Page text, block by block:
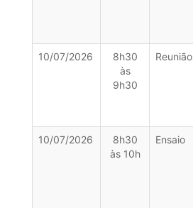
10/07/2026
8h30
às
9h30
Reunião
10/07/2026
8h30
às 10h
Ensaio